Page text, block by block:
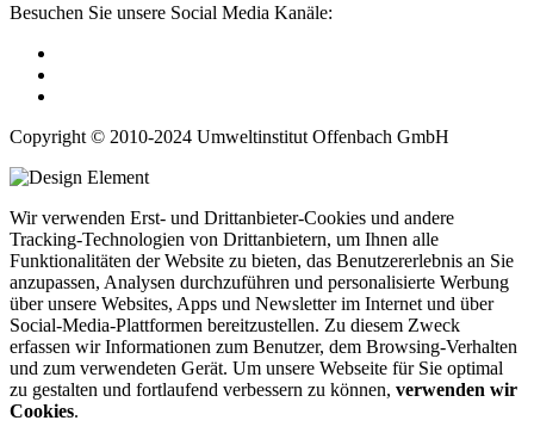
Besuchen Sie unsere Social Media Kanäle:
Copyright © 2010-2024 Umweltinstitut Offenbach GmbH
Wir verwenden Erst- und Drittanbieter-Cookies und andere
Tracking-Technologien von Drittanbietern, um Ihnen alle
Funktionalitäten der Website zu bieten, das Benutzererlebnis an Sie
anzupassen, Analysen durchzuführen und personalisierte Werbung
über unsere Websites, Apps und Newsletter im Internet und über
Social-Media-Plattformen bereitzustellen. Zu diesem Zweck
erfassen wir Informationen zum Benutzer, dem Browsing-Verhalten
und zum verwendeten Gerät. Um unsere Webseite für Sie optimal
zu gestalten und fortlaufend verbessern zu können, verwenden wir
Cookies.